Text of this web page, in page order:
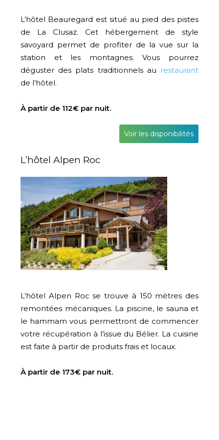
L’hôtel Beauregard est situé au pied des pistes
de La Clusaz. Cet hébergement de style
savoyard permet de profiter de la vue sur la
station et les montagnes. Vous pourrez
déguster des plats traditionnels au restaurant
de l’hôtel.
À partir de 112€ par nuit.
Voir les disponibilités
L’hôtel Alpen Roc
L’hôtel Alpen Roc se trouve à 150 mètres des
remontées mécaniques. La piscine, le sauna et
le hammam vous permettront de commencer
votre récupération à l’issue du Bélier. La cuisine
est faite à partir de produits frais et locaux.
À partir de 173€ par nuit.